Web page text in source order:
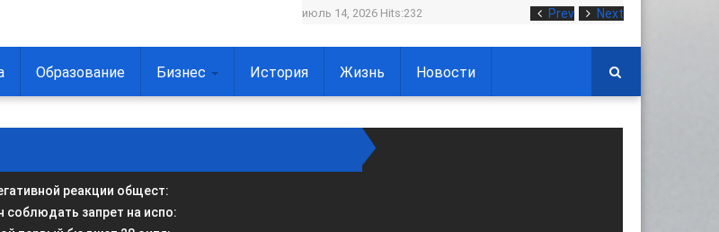
Prev Next
июль 14, 2026 Hits:232
Образование Бизнес История Жизнь Новости
реакции общест:
запрет на испо: